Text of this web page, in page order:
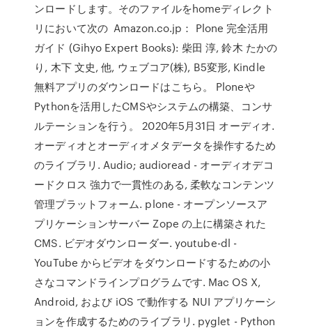
ンロードします。そのファイルをhomeディレクト
リにおいて次の Amazon.co.jp： Plone 完全活用
ガイド (Gihyo Expert Books): 柴田 淳, 鈴木 たかの
り, 木下 文史, 他, ウェブコア(株), B5変形, Kindle
無料アプリのダウンロードはこちら。 Ploneや
Pythonを活用したCMSやシステムの構築、コンサ
ルテーションを行う。 2020年5月31日 オーディオ.
オーディオとオーディオメタデータを操作するため
のライブラリ. Audio; audioread - オーディオデコ
ードクロス 強力で一貫性のある, 柔軟なコンテンツ
管理プラットフォーム. plone - オープンソースア
プリケーションサーバー Zope の上に構築された
CMS. ビデオダウンローダー. youtube-dl -
YouTube からビデオをダウンロードするための小
さなコマンドラインプログラムです. Mac OS X,
Android, および iOS で動作する NUI アプリケーシ
ョンを作成するためのライブラリ. pyglet - Python